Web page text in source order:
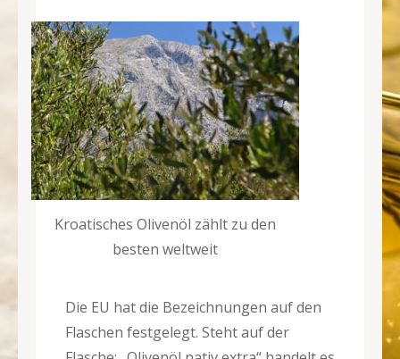
Kroatisches Olivenöl zählt zu den
besten weltweit
Die EU hat die Bezeichnungen auf den
Flaschen festgelegt. Steht auf der